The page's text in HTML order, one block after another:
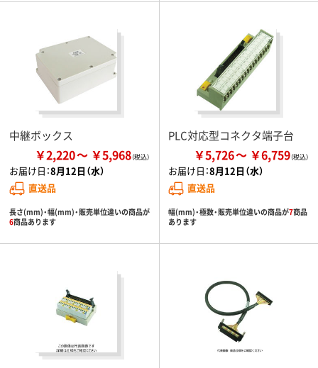
中継ボックス
￥2,220 ￥5,968
お届け日：8月12日（水）
直送品
長さ(mm)・幅(mm)・販売単位違いの商品が
6商品あります
PLC対応型コネクタ端子台
￥5,726 ￥6,759
お届け日：8月12日（水）
直送品
幅(mm)・極数・販売単位違いの商品が7商品
あります